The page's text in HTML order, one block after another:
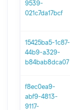
9539-
021c7da17bcf
15425ba5-1c87-
44b9-a329-
b84bab8dca07
f8ec0ea9-
abf9-4813-
9117-